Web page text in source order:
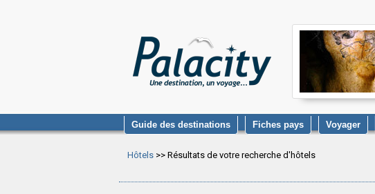
Guide des destinations Fiches pays Voyager
Hôtels >> Résultats de votre recherche d'hôtels